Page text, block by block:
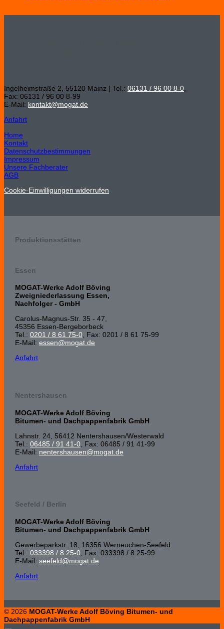
Ingelheimstraße 2, 55120 Mainz | Tel.: 06131 / 96 00 8-0
Fax: 06131 / 96 00 8-99
E-Mail: kontakt@mogat.de
Anfahrt
Home
Kontakt
Datenschutzbestimmungen
Impressum
Unsere Fachberater
AGB
Cookie-Einwilligungen widerrufen
Produktionsstätten
Essen
MOGAT-Werke Adolf Böving
Zweigniederlassung Essen,
Nachfolger - GmbH
Carolus-Magnus-Str. 35 - 47,
45356 Essen-Bergeborbeck
Tel.: 0201 / 8 61 75-0, Fax: 0201 / 8 61 75-99
E-Mail: essen@mogat.de
Anfahrt
Nentershausen
MOGAT-Werke Adolf Böving
Bitumen- und Dachpappenfabrik GmbH
Lahnstr. 24, 56412 Nenters­hausen/Wester­wald
Tel.: 06485 / 91 41-0 , Fax: 06485 / 91 41-99
E-Mail: nentershausen@mogat.de
Anfahrt
Seefeld / Berlin
MOGAT-Werke Adolf Böving
Bitumen- und Dachpappenfabrik GmbH
Gewerbeparkstr. 18, 16356 Werneuchen-Seefeld
Tel.: 033398 / 8 25-0 , Fax: 033398 / 8 25-99
E-Mail: seefeld@mogat.de
Anfahrt
© 2026 MOGAT-Werke Adolf Böving Bitumen- und
Dachpappenfabrik GmbH